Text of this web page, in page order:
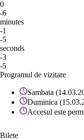
0
-6
minutes
-1
-5
seconds
-3
-5
Programul de vizitare
Sambata
Duminica
Accesul este
Bilete